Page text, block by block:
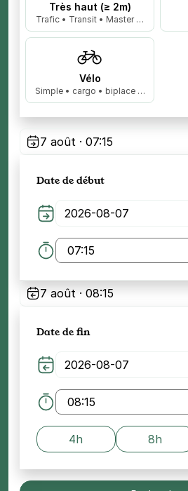
Très haut (≥ 2m)
Trafic • Transit • Master …
Vélo
Simple • cargo • biplace …
7 août · 07:15
Date de début
7 août · 08:15
Date de fin
4h 8h